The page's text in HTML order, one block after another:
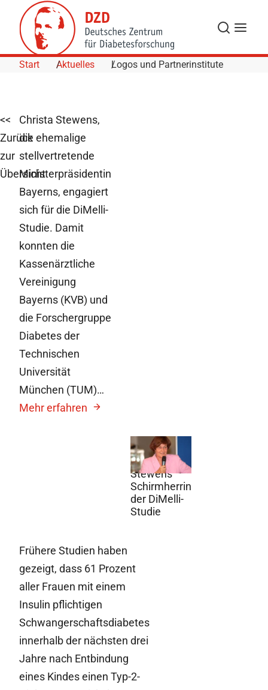
Skip to Content
Suche
Start Aktuelles Logos und Partnerinstitute
<<
Zurück
zur
Übersicht
12. August
2010
Stewens
Schirmherrin
der DiMelli-
Studie
Christa Stewens,
die ehemalige
stellvertretende
Ministerpräsidentin
Bayerns, engagiert
sich für die DiMelli-
Studie. Damit
konnten die
Kassenärztliche
Vereinigung
Bayerns (KVB) und
die Forschergruppe
Diabetes der
Technischen
Universität
München (TUM)…
Mehr erfahren
Frühere Studien haben
gezeigt, dass 61 Prozent
aller Frauen mit einem
Insulin pflichtigen
Schwangerschaftsdiabetes
innerhalb der nächsten drei
Jahre nach Entbindung
eines Kindes einen Typ-2-